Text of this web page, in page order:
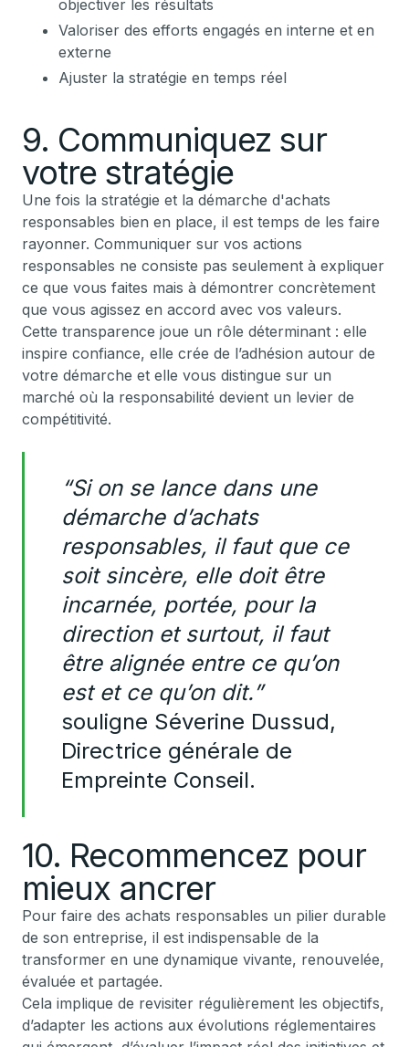
objectiver les résultats
Valoriser des efforts engagés en interne et en
externe
Ajuster la stratégie en temps réel
9. Communiquez sur
votre stratégie
Une fois la stratégie et la démarche d'achats
responsables bien en place, il est temps de les faire
rayonner. Communiquer sur vos actions
responsables ne consiste pas seulement à expliquer
ce que vous faites mais à démontrer concrètement
que vous agissez en accord avec vos valeurs.
Cette transparence joue un rôle déterminant : elle
inspire confiance, elle crée de l’adhésion autour de
votre démarche et elle vous distingue sur un
marché où la responsabilité devient un levier de
compétitivité.
“Si on se lance dans une
démarche d’achats
responsables, il faut que ce
soit sincère, elle doit être
incarnée, portée, pour la
direction et surtout, il faut
être alignée entre ce qu’on
est et ce qu’on dit.”
souligne Séverine Dussud,
Directrice générale de
Empreinte Conseil.
10. Recommencez pour
mieux ancrer
Pour faire des achats responsables un pilier durable
de son entreprise, il est indispensable de la
transformer en une dynamique vivante, renouvelée,
évaluée et partagée.
Cela implique de revisiter régulièrement les objectifs,
d’adapter les actions aux évolutions réglementaires